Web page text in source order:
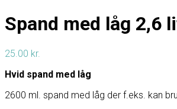
Spand med låg 2,6
25.00 kr.
Hvid spand med låg
2600 ml. spand med låg der f.eks. kan